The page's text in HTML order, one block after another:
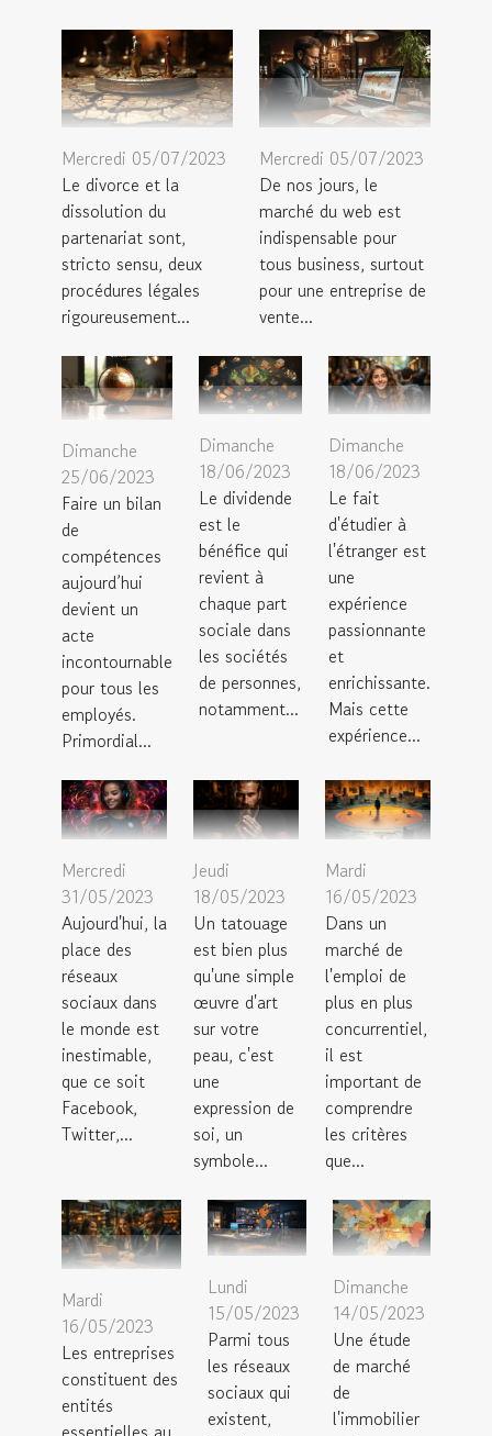
Mercredi 05/07/2023
Le divorce et la
dissolution du
partenariat sont,
stricto sensu, deux
procédures légales
rigoureusement...
Mercredi 05/07/2023
De nos jours, le
marché du web est
indispensable pour
tous business, surtout
pour une entreprise de
vente...
Dimanche
25/06/2023
Faire un bilan
de
compétences
aujourd’hui
devient un
acte
incontournable
pour tous les
employés.
Primordial...
Dimanche
18/06/2023
Le dividende
est le
bénéfice qui
revient à
chaque part
sociale dans
les sociétés
de personnes,
notamment...
Dimanche
18/06/2023
Le fait
d'étudier à
l'étranger est
une
expérience
passionnante
et
enrichissante.
Mais cette
expérience...
Mercredi
31/05/2023
Aujourd'hui, la
place des
réseaux
sociaux dans
le monde est
inestimable,
que ce soit
Facebook,
Twitter,...
Jeudi
18/05/2023
Un tatouage
est bien plus
qu'une simple
œuvre d'art
sur votre
peau, c'est
une
expression de
soi, un
symbole...
Mardi
16/05/2023
Dans un
marché de
l'emploi de
plus en plus
concurrentiel,
il est
important de
comprendre
les critères
que...
Mardi
16/05/2023
Les entreprises
constituent des
entités
Lundi
15/05/2023
Parmi tous
les réseaux
sociaux qui
existent,
Dimanche
14/05/2023
Une étude
de marché
de
l'immobilier